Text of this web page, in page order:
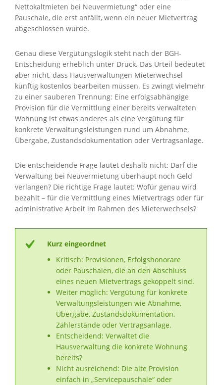
Nettokaltmieten bei Neuvermietung“ oder eine
Pauschale, die erst anfällt, wenn ein neuer Mietvertrag
abgeschlossen wurde.
Genau diese Vergütungslogik steht nach der BGH-
Entscheidung erheblich unter Druck. Das Urteil bedeutet
aber nicht, dass Hausverwaltungen Mieterwechsel
künftig kostenlos bearbeiten müssen. Es zwingt vielmehr
zu einer sauberen Trennung: Eine erfolgsabhängige
Provision für die Vermittlung einer bereits verwalteten
Wohnung ist etwas anderes als eine Vergütung für
konkrete Verwaltungsleistungen rund um Abnahme,
Übergabe, Zustandsdokumentation oder Vertragsanlage.
Die entscheidende Frage lautet deshalb nicht: Darf die
Verwaltung bei Neuvermietung überhaupt noch Geld
verlangen? Die richtige Frage lautet: Wofür genau wird
bezahlt – für die Vermittlung eines Mietvertrags oder für
administrative Arbeit im Rahmen des Mieterwechsels?
Kurz eingeordnet
Kritisch: Provisionen, Erfolgshonorare
oder Pauschalen, die an den Abschluss
eines neuen Mietvertrags gekoppelt sind.
Weiter möglich: Vergütung für konkrete
Verwaltungsleistungen wie Abnahme,
Übergabe, Zustandsdokumentation,
Zählerstände oder Vertragsanlage.
Entscheidend: Verwaltet die
Hausverwaltung die konkrete Wohnung
bereits?
Nicht ausreichend: Die alte Provision
einfach in „Servicepauschale“ oder